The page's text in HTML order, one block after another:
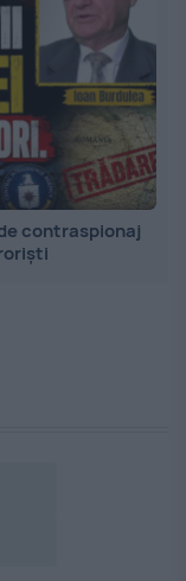
contraspionaj